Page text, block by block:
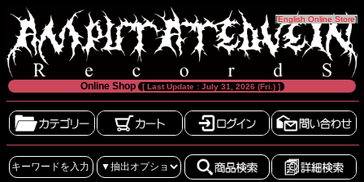
[English Online Store]
Online Shop [ Last Update : July 31, 2026 (Fri.) ]